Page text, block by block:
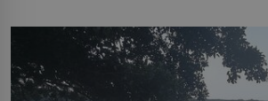
Boskovice na okraji Drahanské
ve13. století, a už v roce 1313